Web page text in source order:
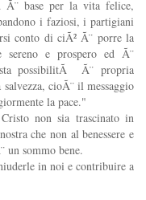
base per la vita felice,
i faziosi, i partigiani
conto di ciÃ² Ã¨ porre la
e prospero ed Ã¨
possibilitÃ Ã¨ propria
cioÃ¨ il messaggio
la pace."
non sia trascinato in
che non al benessere e
un sommo bene.
in noi e contribuire a